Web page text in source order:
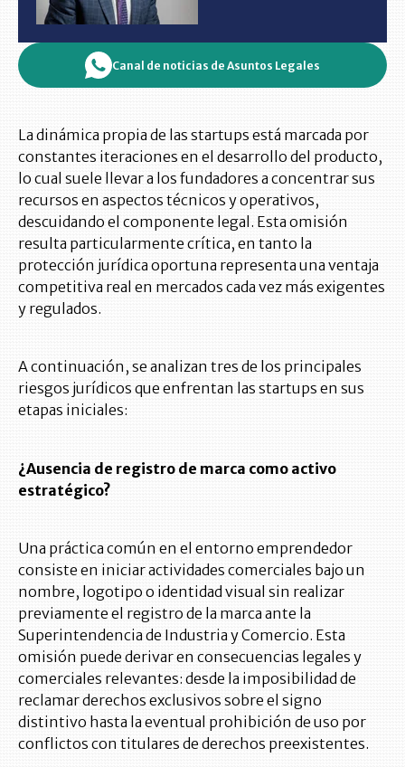
Canal de noticias de Asuntos Legales
La dinámica propia de las startups está marcada por
constantes iteraciones en el desarrollo del producto,
lo cual suele llevar a los fundadores a concentrar sus
recursos en aspectos técnicos y operativos,
descuidando el componente legal. Esta omisión
resulta particularmente crítica, en tanto la
protección jurídica oportuna representa una ventaja
competitiva real en mercados cada vez más exigentes
y regulados.
A continuación, se analizan tres de los principales
riesgos jurídicos que enfrentan las startups en sus
etapas iniciales:
¿Ausencia de registro de marca como activo
estratégico?
Una práctica común en el entorno emprendedor
consiste en iniciar actividades comerciales bajo un
nombre, logotipo o identidad visual sin realizar
previamente el registro de la marca ante la
Superintendencia de Industria y Comercio. Esta
omisión puede derivar en consecuencias legales y
comerciales relevantes: desde la imposibilidad de
reclamar derechos exclusivos sobre el signo
distintivo hasta la eventual prohibición de uso por
conflictos con titulares de derechos preexistentes.